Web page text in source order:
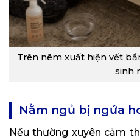
Trên nêm xuất hiện vết
sinh
Nằm ngủ bị ngứa
Nếu thường xuyên cảm